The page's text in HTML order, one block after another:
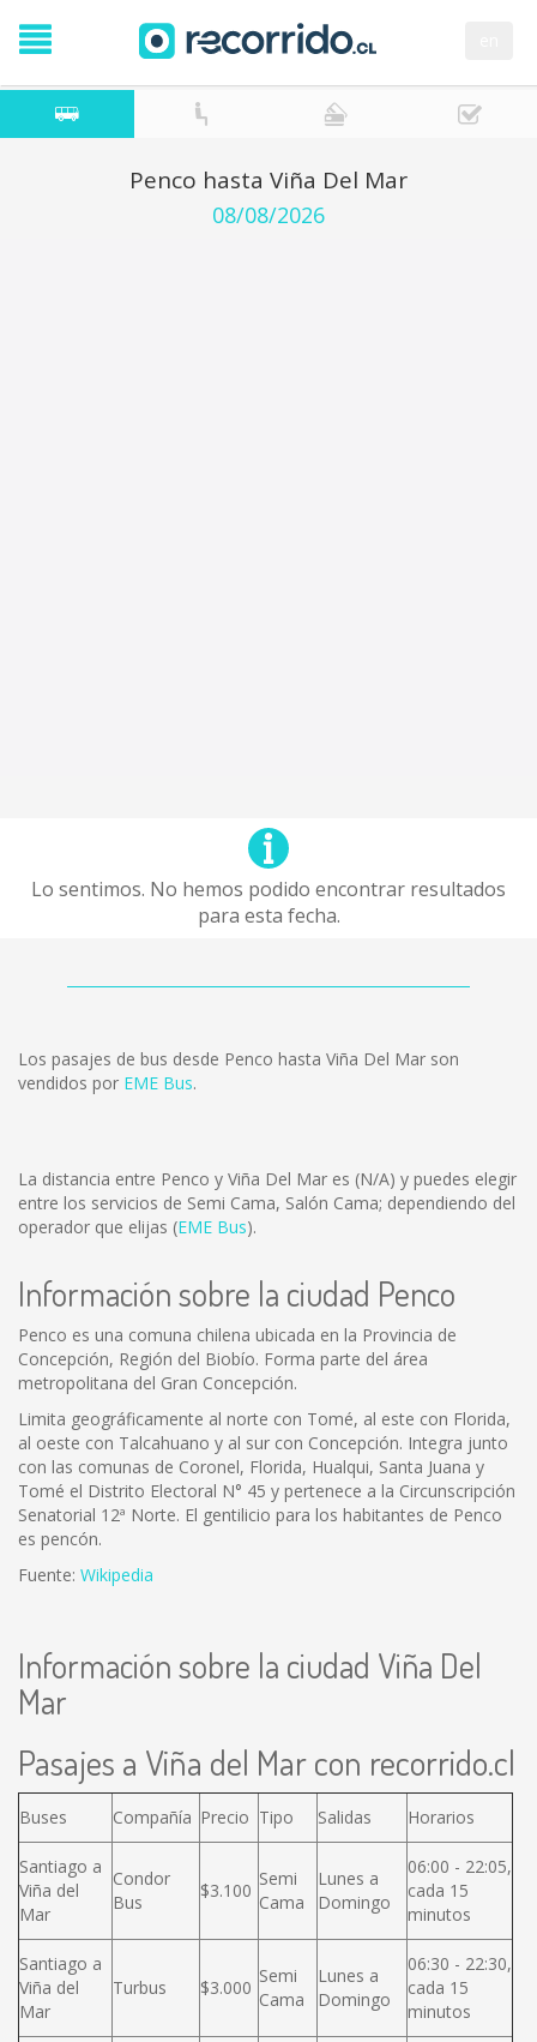
Penco hasta Viña Del Mar
08/08/2026
Lo sentimos. No hemos podido encontrar resultados
para esta fecha.
Los pasajes de bus desde Penco hasta Viña Del Mar son
vendidos por EME Bus.
La distancia entre Penco y Viña Del Mar es (N/A) y puedes elegir
entre los servicios de Semi Cama, Salón Cama; dependiendo del
operador que elijas (EME Bus).
Información sobre la ciudad Penco
Penco es una comuna chilena ubicada en la Provincia de
Concepción, Región del Biobío. Forma parte del área
metropolitana del Gran Concepción.
Limita geográficamente al norte con Tomé, al este con Florida,
al oeste con Talcahuano y al sur con Concepción. Integra junto
con las comunas de Coronel, Florida, Hualqui, Santa Juana y
Tomé el Distrito Electoral N° 45 y pertenece a la Circunscripción
Senatorial 12ª Norte. El gentilicio para los habitantes de Penco
es pencón.
Fuente: Wikipedia
Información sobre la ciudad Viña Del
Mar
Pasajes a Viña del Mar con recorrido.cl
Buses Compañía Precio Tipo Salidas Horarios
Santiago a
Viña del
Mar
Condor
Bus
$3.100
Semi
Cama
Lunes a
Domingo
06:00 - 22:05,
cada 15
minutos
Santiago a
Viña del
Mar
Turbus $3.000
Semi
Cama
Lunes a
Domingo
06:30 - 22:30,
cada 15
minutos